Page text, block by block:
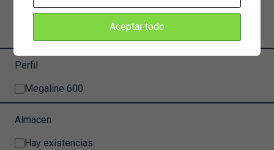
Persiana
Perfil
PerfilMegaline 600
Almacen
Estado
Hay existencias
Aceptar todo